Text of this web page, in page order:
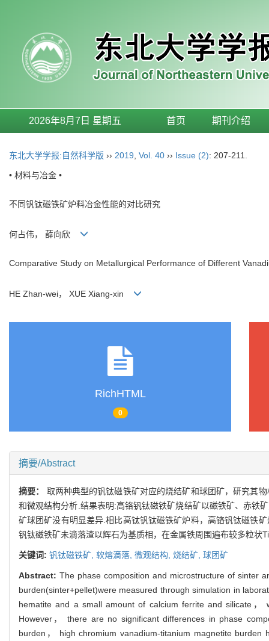
2026年8月7日 星期五 首页 期刊介绍
东北大学学报:自然科学版 ›› 2019 Vol. 40 ›› Issue (2): 207-211.
• 材料与冶金 •
不同钒钛磁铁矿炉料冶金性能的对比研究
何占伟， 薛向欣
Comparative Study on Metallurgical Performance of Different
HE Zhan-wei， XUE Xiang-xin
RichHTML
0
摘要/Abstract
摘要： 取两种典型的钒钛磁铁矿对应的烧结矿和球团矿，研究其
和微观结构分析.结果表明:高铬钒钛磁铁矿烧结矿以磁铁矿、赤铁
矿球团矿没有明显差异.相比高钛钒钛磁铁矿炉料，高铬钒钛磁铁
钒钛磁铁矿未滴落渣以辉石为基质相，在金属铁周围遍布较多粒状
关键词: 钒钛磁铁矿, 软熔滴落, 微观结构, 烧结矿, 球团矿
Abstract: The phase composition and microstructure of sinter
burden(sinter+pellet)were measured through simulation in
hematite and a small amount of calcium ferrite and silicate，
However， there are no significant differences in phase
burden， high chromium vanadium-titanium magnetite